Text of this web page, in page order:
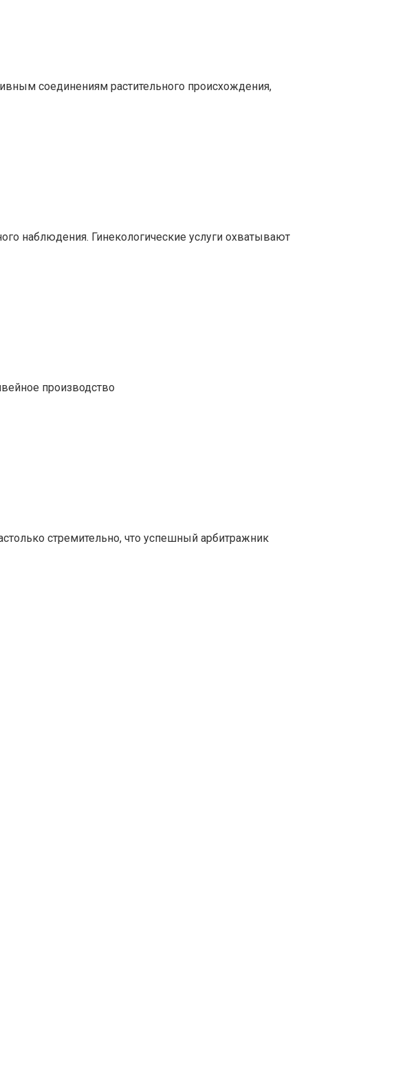
соединениям растительного происхождения,
наблюдения. Гинекологические услуги охватывают
производство
стремительно, что успешный арбитражник